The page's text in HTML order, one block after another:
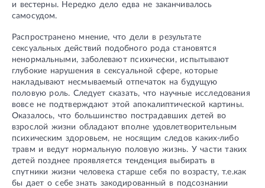
и вестерны. Hередко дело едва не заканчивалось
самосудом.
Распространено мнение, что дели в результате
сексуальных действий подобного рода становятся
ненормальными, заболевают психически, испытывают
глубокие нарушения в сексуальной сфере, которые
накладывают несмываемый отпечаток на будущую
половую роль. Следует сказать, что научные исследования
вовсе не подтверждают этой апокалиптической картины.
Оказалось, что большинство пострадавших детей во
взрослой жизни обладают вполне удовлетворительным
психическим здоровьем, не носящим следов каких-либо
травм и ведут нормальную половую жизнь. У части таких
детей позднее проявляется тенденция выбирать в
спутники жизни человека старше себя по возрасту, т.е.как
бы дает о себе знать закодированный в подсознании